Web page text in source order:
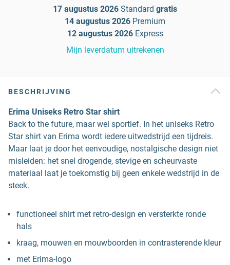
17 augustus 2026 Standard gratis
14 augustus 2026 Premium
12 augustus 2026 Express
Mijn leverdatum uitrekenen
BESCHRIJVING
Erima Uniseks Retro Star shirt
Back to the future, maar wel sportief. In het uniseks Retro
Star shirt van Erima wordt iedere uitwedstrijd een tijdreis.
Maar laat je door het eenvoudige, nostalgische design niet
misleiden: het snel drogende, stevige en scheurvaste
materiaal laat je toekomstig bij geen enkele wedstrijd in de
steek.
functioneel shirt met retro-design en versterkte ronde
hals
kraag, mouwen en mouwboorden in contrasterende kleur
met Erima-logo